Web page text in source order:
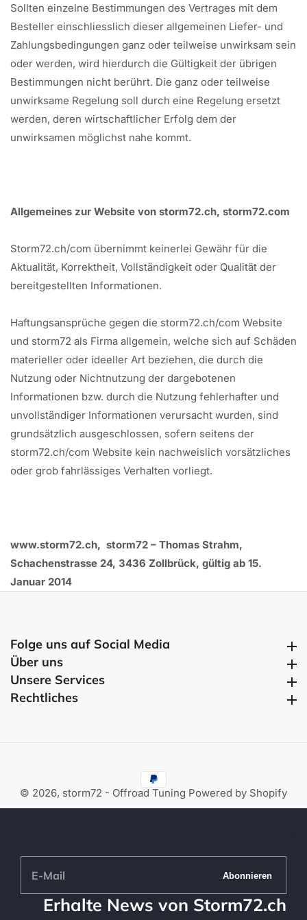
Sollten einzelne Bestimmungen des Vertrages mit dem
Besteller einschliesslich dieser allgemeinen Liefer- und
Zahlungsbedingungen ganz oder teilweise unwirksam sein
oder werden, wird hierdurch die Gültigkeit der übrigen
Bestimmungen nicht berührt. Die ganz oder teilweise
unwirksame Regelung soll durch eine Regelung ersetzt
werden, deren wirtschaftlicher Erfolg dem der
unwirksamen möglichst nahe kommt.
Allgemeines zur Website von storm72.ch, storm72.com
Storm72.ch/com übernimmt keinerlei Gewähr für die
Aktualität, Korrektheit, Vollständigkeit oder Qualität der
bereitgestellten Informationen.
Haftungsansprüche gegen die storm72.ch/com Website
und storm72 als Firma allgemein, welche sich auf Schäden
materieller oder ideeller Art beziehen, die durch die
Nutzung oder Nichtnutzung der dargebotenen
Informationen bzw. durch die Nutzung fehlerhafter und
unvollständiger Informationen verursacht wurden, sind
grundsätzlich ausgeschlossen, sofern seitens der
storm72.ch/com Website kein nachweislich vorsätzliches
oder grob fahrlässiges Verhalten vorliegt.
www.storm72.ch, storm72 – Thomas Strahm,
Schachenstrasse 24, 3436 Zollbrück, gültig ab 15.
Januar 2014
Folge uns auf Social Media
Folge uns auf Social Media
Über uns
Unsere Services
Rechtliches
© 2026, storm72 - Offroad Tuning Powered by Shopify
Erhalte News von Storm72.ch
E-
Abonnieren